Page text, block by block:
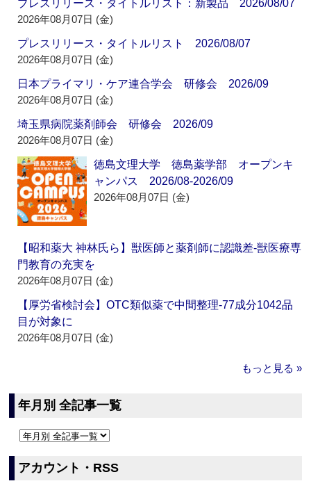
プレスリリース・タイトルリスト：新製品 2026/08/07
2026年08月07日 (金)
プレスリリース・タイトルリスト 2026/08/07
2026年08月07日 (金)
日本プライマリ・ケア連合学会 研修会 2026/09
2026年08月07日 (金)
埼玉県病院薬剤師会 研修会 2026/09
2026年08月07日 (金)
徳島文理大学 徳島薬学部 オープンキ
ャンパス 2026/08-2026/09
2026年08月07日 (金)
【昭和薬大 神林氏ら】獣医師と薬剤師に認識差‐獣医療専
門教育の充実を
2026年08月07日 (金)
【厚労省検討会】OTC類似薬で中間整理‐77成分1042品
目が対象に
2026年08月07日 (金)
もっと見る »
年月別 全記事一覧
アカウント・RSS